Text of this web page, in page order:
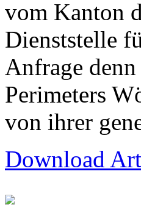
vom Kanton
Dienststelle
Anfrage
Perimeters
von ihrer
Download